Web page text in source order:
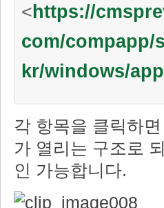
<https://
com/compapp/
kr/windows/
각 항목을 클릭하
가 열리는 구조로
인 가능합니다.